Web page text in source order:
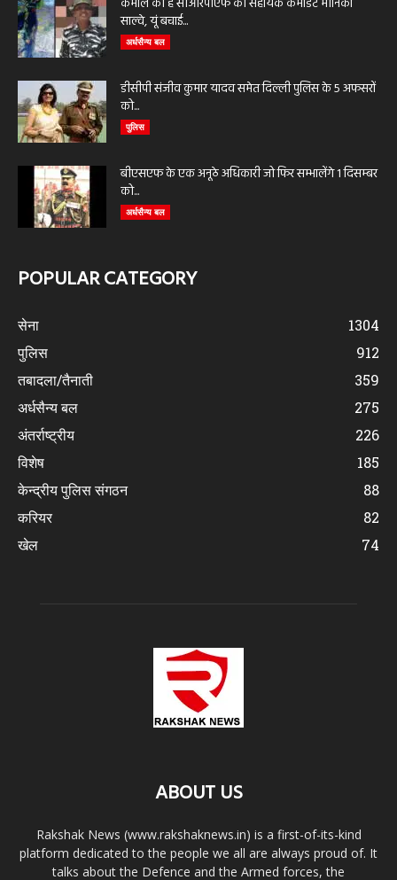
कमाल की है सीआरपीएफ की सहायक कमांडेंट मोनिका
साल्वे, यूं बचाई...
अर्धसैन्य बल
डीसीपी संजीव कुमार यादव समेत दिल्ली पुलिस के 5 अफसरों
को...
पुलिस
बीएसएफ के एक अनूठे अधिकारी जो फिर सम्भालेंगे 1 दिसम्बर
को...
अर्धसैन्य बल
POPULAR CATEGORY
सेना
1304
पुलिस
912
तबादला/तैनाती
359
अर्धसैन्य बल
275
अंतर्राष्ट्रीय
226
विशेष
185
केन्द्रीय पुलिस संगठन
88
करियर
82
खेल
74
ABOUT US
Rakshak News (www.rakshaknews.in) is a first-of-its-kind
platform dedicated to the people we all are always proud of. It
talks about the Defence and the Armed forces, the